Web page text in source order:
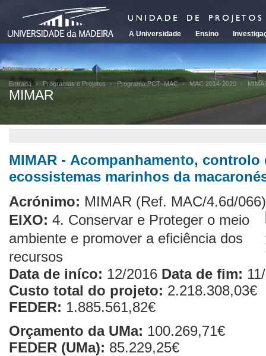
A Universidade Ensino
Entrada Programas e Projetos Programa PCT- MAC MAC 2014-2020
MIMAR
MIMAR - Acompanhamento,
ecossistemas marinhos da
Acrónimo: MIMAR (Ref. MAC/4.6d/066)
EIXO: 4. Conservar e Proteger o meio
ambiente e promover a eficiência dos
recursos
Data de iníco: 12/2016 Data de fim:
Custo total do projeto: 2.218.308,03€
FEDER: 1.885.561,82€
Orçamento da UMa: 100.269,71€
FEDER (UMa): 85.229,25€